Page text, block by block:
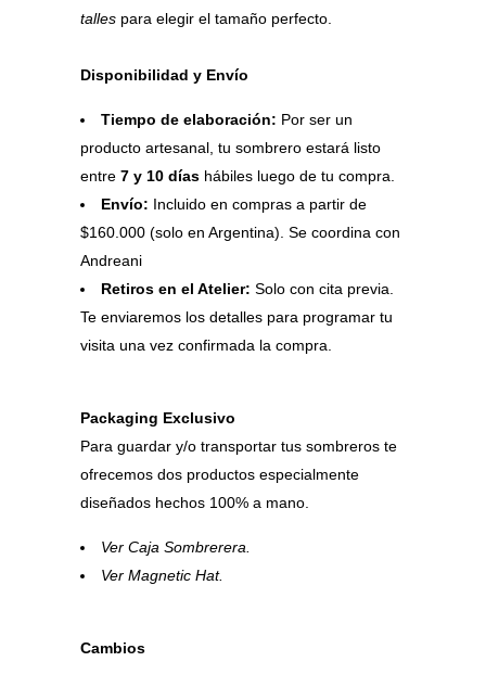
talles para elegir el tamaño perfecto.
Disponibilidad y Envío
Tiempo de elaboración: Por ser un
producto artesanal, tu sombrero estará listo
entre 7 y 10 días hábiles luego de tu compra.
Envío: Incluido en compras a partir de
$160.000 (solo en Argentina). Se coordina con
Andreani
Retiros en el Atelier: Solo con cita previa.
Te enviaremos los detalles para programar tu
visita una vez confirmada la compra.
Packaging Exclusivo
Para guardar y/o transportar tus sombreros te
ofrecemos dos productos especialmente
diseñados hechos 100% a mano.
Ver Caja Sombrerera
Ver Magnetic Hat.
Cambios